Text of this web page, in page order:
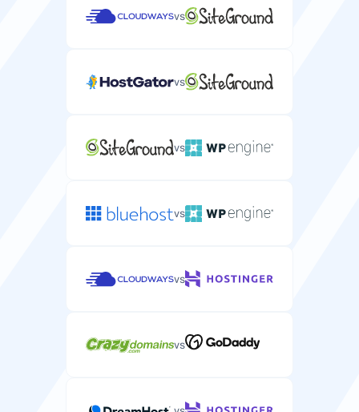
vs
vs
vs
vs
vs
vs